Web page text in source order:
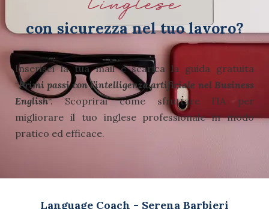
con sicurezza nel tuo lavoro?
Inserisci la tua mail e scarica la guida gratuita
“Primi passi con l’intelligenza artificiale nel Business
English“.Scoprirai come sfruttare l’IA per
migliorare il tuo inglese professionale in modo
pratico ed efficace.
Language Coach - Serena Barbieri